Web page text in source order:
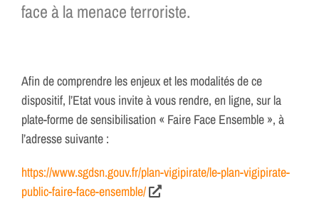
face à la menace terroriste.
Afin de comprendre les enjeux et les modalités de ce
dispositif, l’Etat vous invite à vous rendre, en ligne, sur la
plate-forme de sensibilisation « Faire Face Ensemble », à
l’adresse suivante :
https://www.sgdsn.gouv.fr/plan-vigipirate/le-plan-vigipirate-
public-faire-face-ensemble/